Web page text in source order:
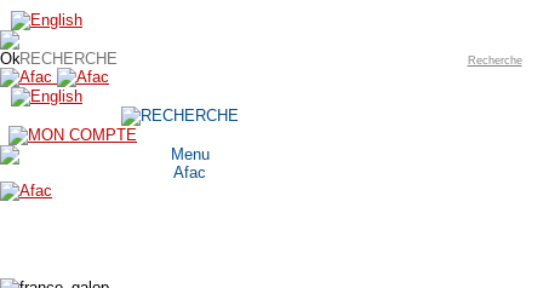
Recherche